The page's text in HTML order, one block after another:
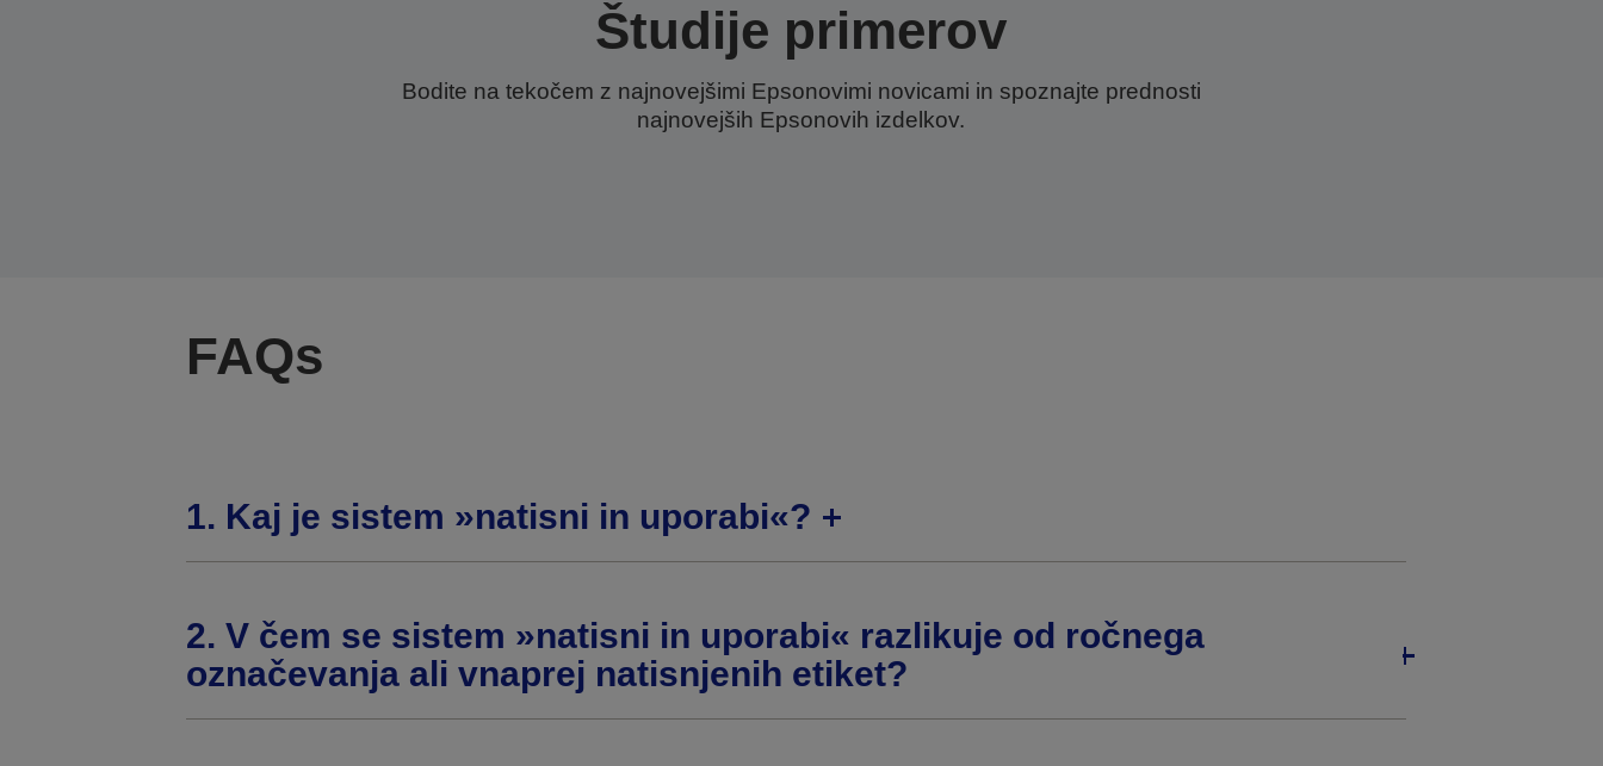
Študije primerov
Bodite na tekočem z najnovejšimi Epsonovimi novicami in spoznajte prednosti
najnovejših Epsonovih izdelkov.
FAQs
1. Kaj je sistem »natisni in uporabi«?
2. V čem se sistem »natisni in uporabi« razlikuje od ročnega
označevanja ali vnaprej natisnjenih etiket?